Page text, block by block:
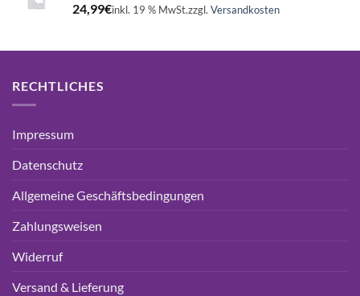
24,99€inkl. 19 % MwSt.zzgl. Versandkosten
RECHTLICHES
Impressum
Datenschutz
Allgemeine Geschäftsbedingungen
Zahlungsweisen
Widerruf
Versand & Lieferung